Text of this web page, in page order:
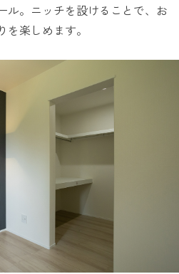
ル。ニッチを設けることで、お
楽しめます。